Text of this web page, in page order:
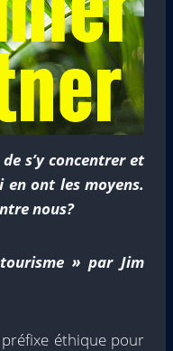
s’y concentrer et
en ont les moyens.
nous?
» par Jim
éthique pour